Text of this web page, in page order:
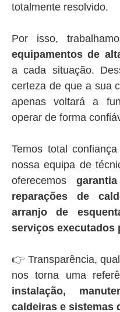
totalmente resolvido.
Por isso,
equipamentos de
a cada situação.
certeza de que a sua
apenas voltará a
operar de forma
Temos total
nossa equipa de
oferecemos
reparações de
arranjo de
serviços executados
👉 Transparência,
nos torna uma
instalação,
caldeiras e sistemas